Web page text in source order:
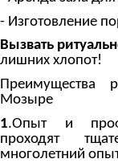
- Изготовление
Вызвать
лишних хлопот!
Преимущества
Мозыре
1.Опыт и
проходят
многолетний